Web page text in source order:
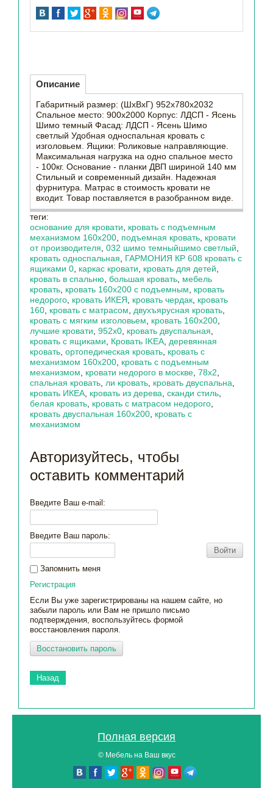
Описание
Габаритный размер: (ШхВхГ) 952х780х2032
Спальное место: 900х2000 Корпус: ЛДСП - Ясень
Шимо темный Фасад: ЛДСП - Ясень Шимо
светлый Удобная односпальная кровать с
изголовьем. Ящики: Роликовые направляющие.
Максимальная нагрузка на одно спальное место
- 100кг. Основание - планки ДВП шириной 140 мм
Стильный и современный дизайн. Надежная
фурнитура. Матрас в стоимость кровати не
входит. Товар поставляется в разобранном виде.
теги:
основание для кровати
кровать с подъемным
механизмом 160х200 подъемная кровать кровати
от производителя 032 шимо темныйшимо светлый
кровать односпальная
ГАРМОНИЯ КР 608 кровать с
ящиками 0 каркас кровати кровать для детей
кровать в спальню большая кровать мебель
кровать кровать 160х200 с подъемным
кровать
недорого кровать ИКЕЯ кровать чердак кровать
160 кровать с матрасом двухъярусная кровать
кровать с мягким изголовьем
кровать 160х200
лучшие кровати 952х0 кровать двуспальная
кровать с ящиками
Кровать IKEA деревянная
кровать ортопедическая кровать кровать с
механизмом 160х200 кровать с подъемным
механизмом
кровати недорого в москве 78х2
спальная кровать ли кровать кровать двуспальна
кровать ИКЕА кровать из дерева сканди стиль
белая кровать кровать с матрасом недорого
кровать двуспальная 160х200 кровать с
механизмом
Авторизуйтесь, чтобы
оставить комментарий
Введите Ваш e-mail:
Введите Ваш пароль:
Войти
Запомнить меня
Регистрация
Если Вы уже зарегистрированы на нашем сайте, но
забыли пароль или Вам не пришло письмо
подтверждения, воспользуйтесь формой
восстановления пароля.
Восстановить пароль
Назад
Полная версия
© Мебель на Ваш вкус